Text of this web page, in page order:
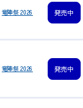
竜陣祭 2026 発売中
竜陣祭 2026 発売中